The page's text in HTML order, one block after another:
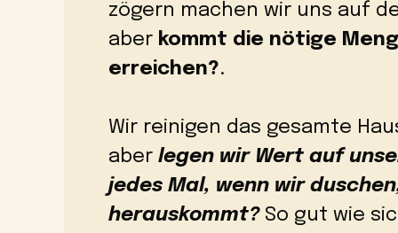
zögern machen wir uns auf
aber kommt die nötige
erreichen?.
Wir reinigen das gesamte
aber legen wir Wert auf
jedes Mal, wenn wir
herauskommt? So gut wie